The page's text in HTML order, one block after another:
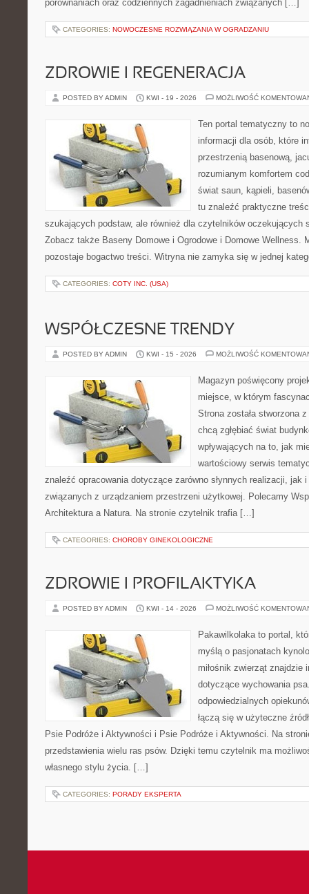
porównaniach oraz codziennych zagadnieniach związanych […]
CATEGORIES: NOWOCZESNE ROZWIĄZANIA W OGRADZANIU
ZDROWIE I REGENERACJA
POSTED BY ADMIN KWI - 19 - 2026 MOŻLIWOŚĆ
Ten portal tematyczny to
informacji dla osób, które
przestrzenią basenową,
rozumianym komfortem
świat saun, kąpieli,
tu znaleźć praktyczne
szukających podstaw, ale również dla czytelników oczekujących
Zobacz także Baseny Domowe i Ogrodowe i Domowe Wellness.
pozostaje bogactwo treści. Witryna nie zamyka się w jednej
CATEGORIES: COTY INC. (USA)
WSPÓŁCZESNE TRENDY
POSTED BY ADMIN KWI - 15 - 2026 MOŻLIWOŚĆ
Magazyn poświęcony
miejsce, w którym
Strona została stworzona
chcą zgłębiać świat
wpływających na to, jak
wartościowy serwis
znaleźć opracowania dotyczące zarówno słynnych realizacji, jak
związanych z urządzaniem przestrzeni użytkowej. Polecamy
Architektura a Natura. Na stronie czytelnik trafia […]
CATEGORIES: CHOROBY GINEKOLOGICZNE
ZDROWIE I PROFILAKTYKA
POSTED BY ADMIN KWI - 14 - 2026 MOŻLIWOŚĆ
Pakawilkolaka to portal,
myślą o pasjonatach
miłośnik zwierząt znajdzie
dotyczące wychowania
odpowiedzialnych
łączą się w użyteczne
Psie Podróże i Aktywności i Psie Podróże i Aktywności. Na
przedstawienia wielu ras psów. Dzięki temu czytelnik ma
własnego stylu życia. […]
CATEGORIES: PORADY EKSPERTA